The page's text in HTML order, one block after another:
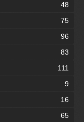
48
75
96
83
111
9
16
65